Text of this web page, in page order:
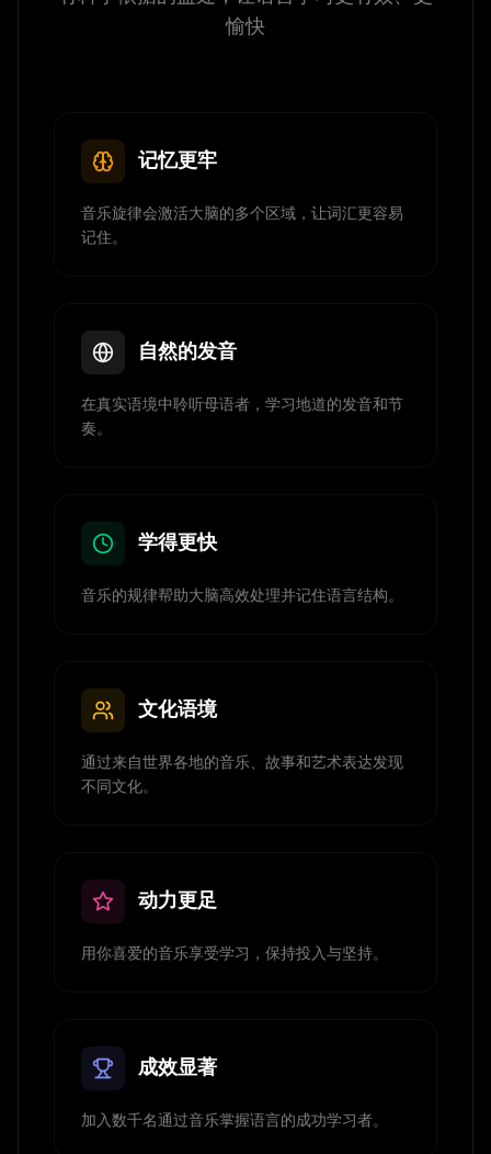
愉快
记忆更牢
音乐旋律会激活大脑的多个区域，让词汇更容易
记住。
自然的发音
在真实语境中聆听母语者，学习地道的发音和节
奏。
学得更快
音乐的规律帮助大脑高效处理并记住语言结构。
文化语境
通过来自世界各地的音乐、故事和艺术表达发现
不同文化。
动力更足
用你喜爱的音乐享受学习，保持投入与坚持。
成效显著
加入数千名通过音乐掌握语言的成功学习者。